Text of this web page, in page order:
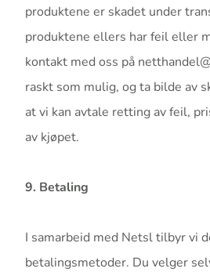
produktene er skadet under
produktene ellers har feil eller
kontakt med oss på
raskt som mulig, og ta bilde av
at vi kan avtale retting av feil,
av kjøpet.
9. Betaling
I samarbeid med Netsl tilbyr vi
betalingsmetoder. Du velger